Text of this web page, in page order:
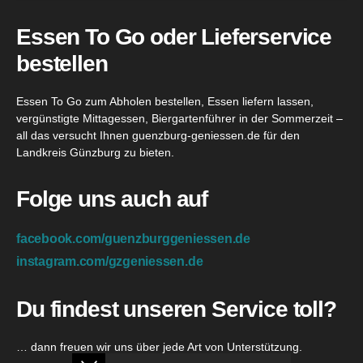
Essen To Go oder Lieferservice
bestellen
Essen To Go zum Abholen bestellen, Essen liefern lassen,
vergünstigte Mittagessen, Biergartenführer in der Sommerzeit –
all das versucht Ihnen guenzburg-geniessen.de für den
Landkreis Günzburg zu bieten.
Folge uns auch auf
facebook.com/guenzburggeniessen.de
instagram.com/gzgeniessen.de
Du findest unseren Service toll?
… dann freuen wir uns über jede Art von Unterstützung.